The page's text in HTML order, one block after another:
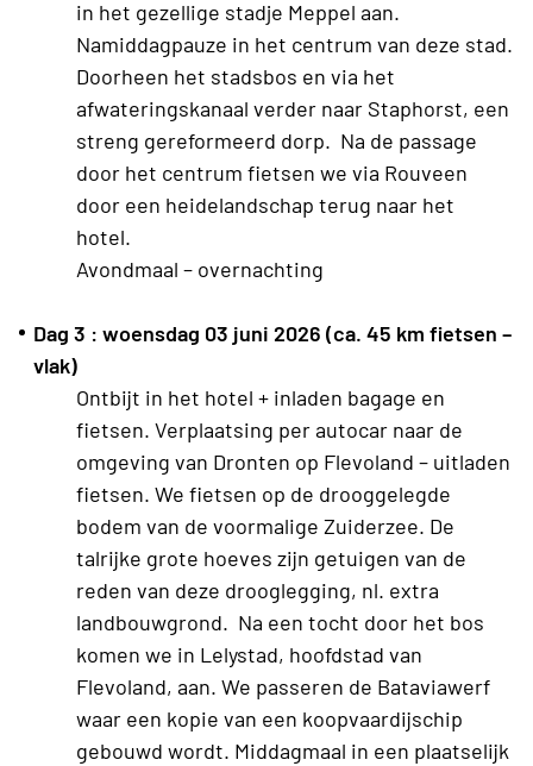
in het gezellige stadje Meppel aan.
Namiddagpauze in het centrum van deze stad.
Doorheen het stadsbos en via het
afwateringskanaal verder naar Staphorst, een
streng gereformeerd dorp. Na de passage
door het centrum fietsen we via Rouveen
door een heidelandschap terug naar het
hotel.
Avondmaal – overnachting
Dag 3 : woensdag 03 juni 2026 (ca. 45 km fietsen –
vlak)
Ontbijt in het hotel + inladen bagage en
fietsen. Verplaatsing per autocar naar de
omgeving van Dronten op Flevoland – uitladen
fietsen. We fietsen op de drooggelegde
bodem van de voormalige Zuiderzee. De
talrijke grote hoeves zijn getuigen van de
reden van deze drooglegging, nl. extra
landbouwgrond. Na een tocht door het bos
komen we in Lelystad, hoofdstad van
Flevoland, aan. We passeren de Bataviawerf
waar een kopie van een koopvaardijschip
gebouwd wordt. Middagmaal in een plaatselijk